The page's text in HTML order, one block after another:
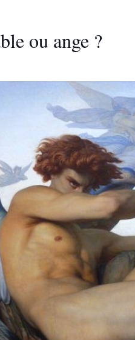
ou ange ?